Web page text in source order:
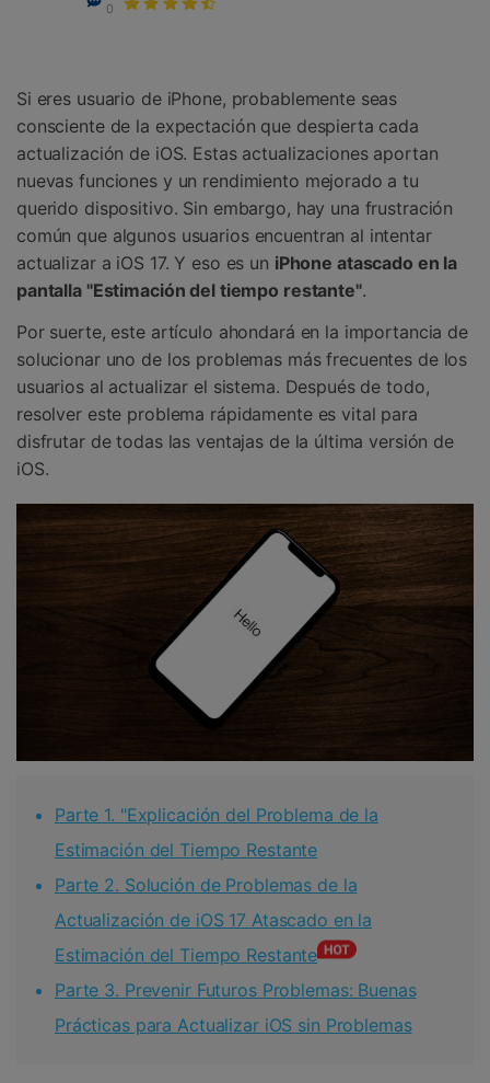
Gestor de Datos
Protección del Móvil
0
Si eres usuario de iPhone, probablemente seas
consciente de la expectación que despierta cada
actualización de iOS. Estas actualizaciones aportan
nuevas funciones y un rendimiento mejorado a tu
querido dispositivo. Sin embargo, hay una frustración
común que algunos usuarios encuentran al intentar
actualizar a iOS 17. Y eso es un iPhone atascado en la
pantalla "Estimación del tiempo restante".
Por suerte, este artículo ahondará en la importancia de
solucionar uno de los problemas más frecuentes de los
usuarios al actualizar el sistema. Después de todo,
resolver este problema rápidamente es vital para
disfrutar de todas las ventajas de la última versión de
iOS.
Parte 1. "Explicación del Problema de la
Estimación del Tiempo Restante
Parte 2. Solución de Problemas de la
Actualización de iOS 17 Atascado en la
Estimación del Tiempo Restante
Parte 3. Prevenir Futuros Problemas: Buenas
Prácticas para Actualizar iOS sin Problemas